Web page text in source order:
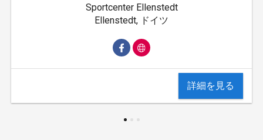
Sportcenter Ellenstedt
Ellenstedt, ドイツ
詳細を見る